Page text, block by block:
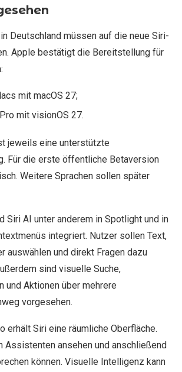
Deutschland müssen auf die neue Siri-
Apple bestätigt die Bereitstellung für
mit macOS 27;
mit visionOS 27.
jeweils eine unterstützte
Für die erste öffentliche Betaversion
Weitere Sprachen sollen später
Siri AI unter anderem in Spotlight und in
integriert. Nutzer sollen Text,
auswählen und direkt Fragen dazu
sind visuelle Suche,
und Aktionen über mehrere
vorgesehen.
erhält Siri eine räumliche Oberfläche.
Assistenten ansehen und anschließend
können. Visuelle Intelligenz kann